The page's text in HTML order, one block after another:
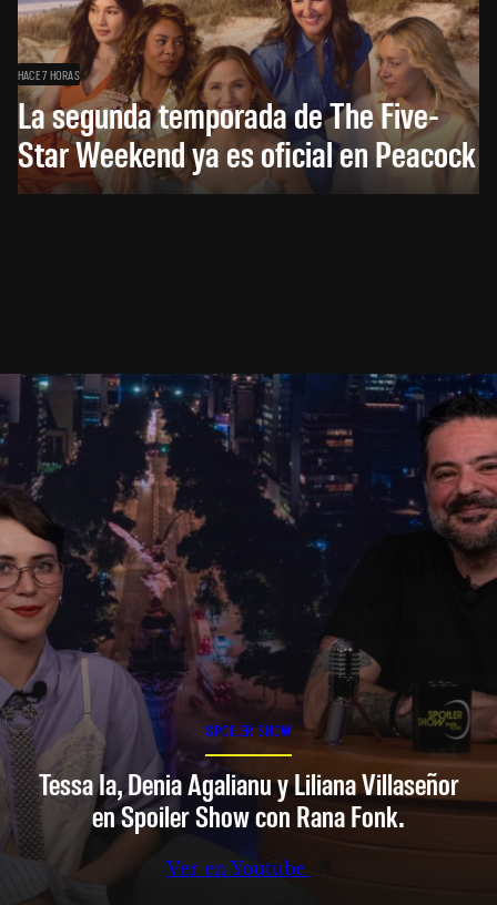
HACE 7 HORAS
La segunda temporada de The Five-
Star Weekend ya es oficial en Peacock
SPOILER SHOW
Tessa Ia, Denia Agalianu y Liliana Villaseñor
en Spoiler Show con Rana Fonk.
Ver en Youtube